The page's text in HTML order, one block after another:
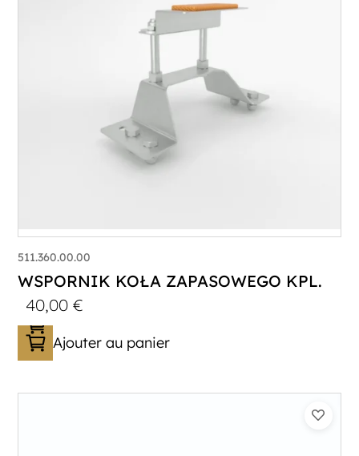
511.360.00.00
WSPORNIK KOŁA ZAPASOWEGO KPL.
40,00€
Ajouter au panier